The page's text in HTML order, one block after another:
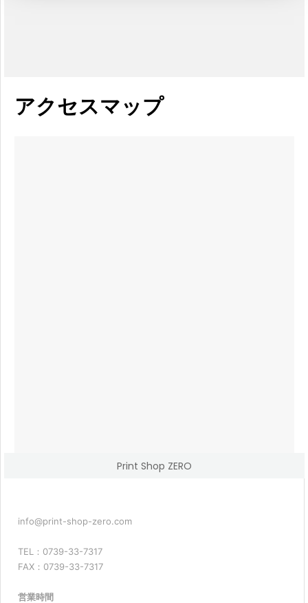
アクセスマップ
Print Shop ZERO
info@print-shop-zero.com
TEL：0739-33-7317
FAX：0739-33-7317
営業時間